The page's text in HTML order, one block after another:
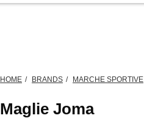
HOME BRANDS MARCHE SPORTIVE
Maglie Joma